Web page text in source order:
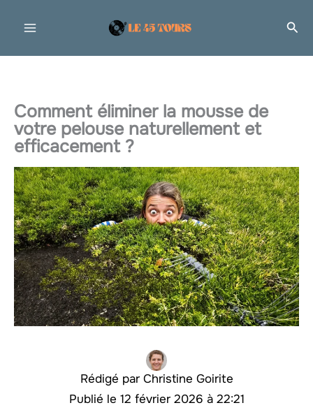
Comment éliminer la mousse de
votre pelouse naturellement et
efficacement ?
Christine Goirite
12 février 2026 à 22:21